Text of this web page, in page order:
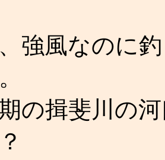
強風なのに
の揖斐川の